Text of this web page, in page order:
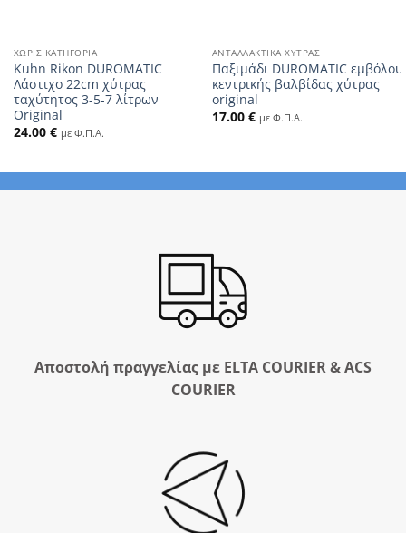
ΧΩΡΊΣ ΚΑΤΗΓΟΡΊΑ
Kuhn Rikon DUROMATIC
Λάστιχο 22cm χύτρας
ταχύτητος 3-5-7 λίτρων
Original
24.00 € με Φ.Π.Α.
ΑΝΤΑΛΛΑΚΤΙΚΆ ΧΎΤΡΑΣ
Παξιμάδι DUROMATIC εμβόλου
κεντρικής βαλβίδας χύτρας
original
17.00 € με Φ.Π.Α.
Αποστολή πραγγελίας με ELTA COURIER & ACS
COURIER